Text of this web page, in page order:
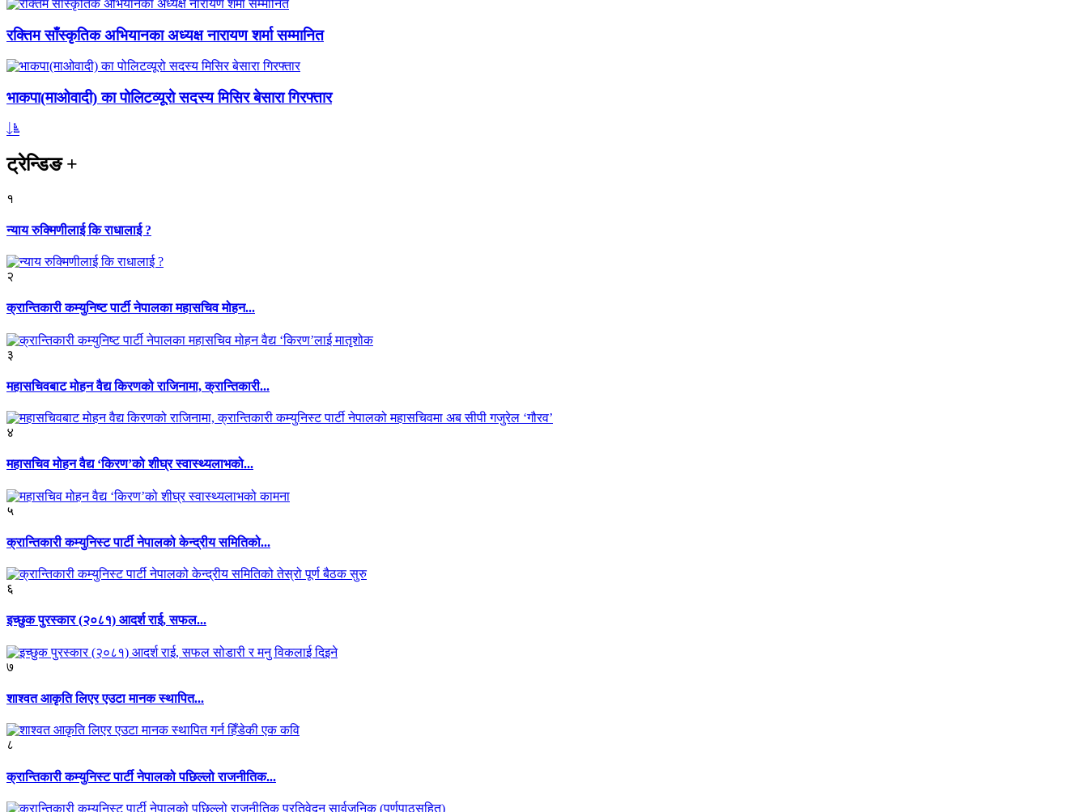
रक्तिम साँस्कृतिक अभियानका अध्यक्ष नारायण शर्मा सम्मानित
भाकपा(माओवादी) का पोलिटव्यूरो सदस्य मिसिर बेसारा गिरफ्तार
ट्रेन्डिङ+
१
न्याय रुक्मिणीलाई कि राधालाई ?
२
क्रान्तिकारी कम्युनिष्ट पार्टी नेपालका महासचिव मोहन...
३
महासचिवबाट मोहन वैद्य किरणको राजिनामा, क्रान्तिकारी...
४
महासचिव मोहन वैद्य ‘किरण’को शीघ्र स्वास्थ्यलाभको...
५
क्रान्तिकारी कम्युनिस्ट पार्टी नेपालको केन्द्रीय समितिको...
६
इच्छुक पुरस्कार (२०८१) आदर्श राई, सफल...
७
शाश्वत आकृति लिएर एउटा मानक स्थापित...
८
क्रान्तिकारी कम्युनिस्ट पार्टी नेपालको पछिल्लो राजनीतिक...